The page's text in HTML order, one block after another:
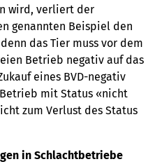
wird, verliert der
genannten Beispiel den
das Tier muss vor dem
Betrieb negativ auf das
eines BVD-negativ
mit Status «nicht
zum Verlust des Status
in Schlachtbetriebe